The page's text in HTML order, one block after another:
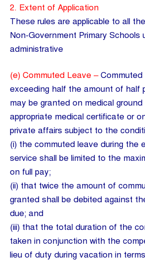
2. Extent of Application
These rules are applicable to all
Non-Government Primary Schools
administrative
(e) Commuted Leave –Commuted
exceeding half the amount of half
may be granted on medical
appropriate medical certificate or
private affairs subject to the
(i) the commuted leave during the
service shall be limited to the
on full pay;
(ii) that twice the amount of
granted shall be debited against
due; and
(iii) that the total duration of the
taken in conjunction with the
lieu of duty during vacation in